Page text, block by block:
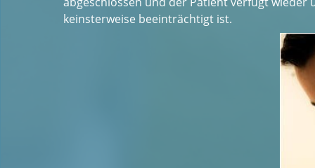
keinsterweise beeinträchtigt ist.